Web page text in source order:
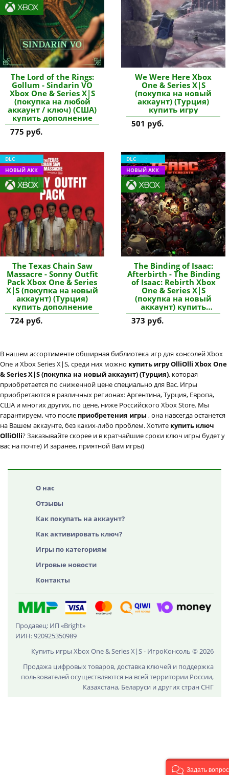
The Lord of the Rings:
Gollum - Sindarin VO
Xbox One & Series X|S
(покупка на любой
аккаунт / ключ) (США)
купить дополнение
775 руб.
We Were Here Xbox
One & Series X|S
(покупка на новый
аккаунт) (Турция)
купить игру
501 руб.
DLC
НОВЫЙ АКК
The Texas Chain Saw
Massacre - Sonny Outfit
Pack Xbox One & Series
X|S (покупка на новый
аккаунт) (Турция)
купить дополнение
724 руб.
DLC
НОВЫЙ АКК
The Binding of Isaac:
Afterbirth - The Binding
of Isaac: Rebirth Xbox
One & Series X|S
(покупка на новый
аккаунт) купить
дополнение
373 руб.
В нашем ассортименте обширная библиотека игр для консолей Xbox
One и Xbox Series X|S, среди них можно купить игру OlliOlli Xbox One
& Series X|S (покупка на новый аккаунт) (Турция), которая
приобретается по сниженной цене специально для Вас. Игры
приобретаются в различных регионах: Аргентина, Турция, Европа,
США и многих других, по цене, ниже Российского Xbox Store. Мы
гарантируем, что после приобретения игры , она навсегда останется
на Вашем аккаунте, без каких-либо проблем. Хотите купить ключ
OlliOlli? Заказывайте скорее и в кратчайшие сроки ключ игры будет у
вас на почте) И заранее, приятной Вам игры)
О нас
Отзывы
Как покупать на аккаунт?
Как активировать ключ?
Игры по категориям
Игровые новости
Контакты
Продавец: ИП «Bright»
ИИН: 920925350989
Купить игры Xbox One & Series X|S - ИгроКонсоль © 2026
Продажа цифровых товаров, доставка ключей и поддержка
пользователей осуществляются на всей территории России,
Казахстана, Беларуси и других стран СНГ
Задать вопрос